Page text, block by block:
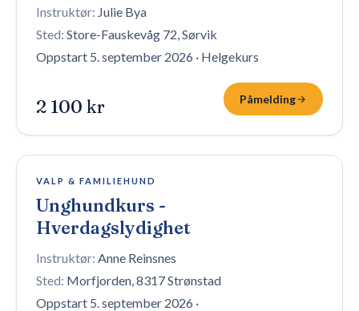
Instruktør: Julie Bya
Sted: Store-Fauskevåg 72, Sørvik
Oppstart 5. september 2026 · Helgekurs
2 100 kr Påmelding
8 plasser igjen
VALP & FAMILIEHUND
Unghundkurs -
Hverdagslydighet
Instruktør: Anne Reinsnes
Sted: Morfjorden, 8317 Strønstad
Oppstart 5. september 2026 ·